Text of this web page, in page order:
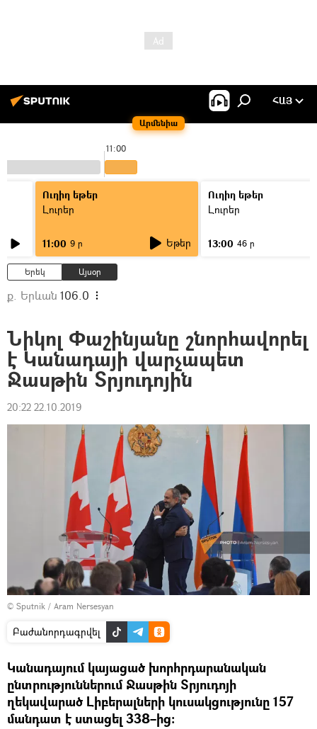
Արմենիա
ՀԱՅ
11:00
Ուղիղ եթեր
Լուրեր
11:00 9 ր Եթեր
Ուղիղ եթեր
Լուրեր
13:00 46 ր
Երեկ Այսօր
ք. Երևան 106.0
Նիկոլ Փաշինյանը շնորհավորել
է Կանադայի վարչապետ
Ջասթին Տրյուդոյին
20:22 22.10.2019
© Sputnik / Aram Nersesyan
Բաժանորդագրվել
Կանադայում կայացած խորհրդարանական
ընտրություններում Ջասթին Տրյուդոյի
ղեկավարած Լիբերալների կուսակցությունը 157
մանդատ է ստացել 338–ից։